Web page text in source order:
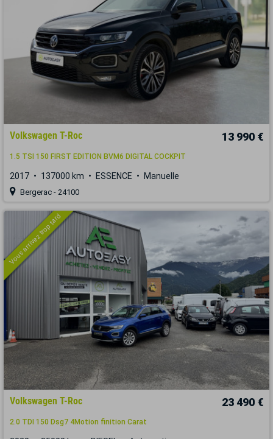
Volkswagen T-Roc 13 990 €
1.5 TSI 150 FIRST EDITION BVM6 DIGITAL COCKPIT
2017 137000 km ESSENCE Manuelle
Bergerac - 24100
Vous arrivez trop tard
Volkswagen T-Roc 23 490 €
2.0 TDI 150 Dsg7 4Motion finition Carat